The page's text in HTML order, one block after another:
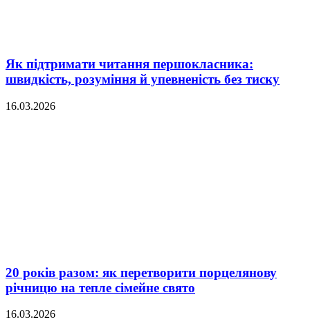
Як підтримати читання першокласника:
швидкість, розуміння й упевненість без тиску
16.03.2026
20 років разом: як перетворити порцелянову
річницю на тепле сімейне свято
16.03.2026